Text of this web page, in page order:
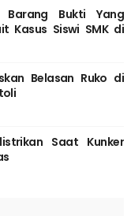
Bukti Yang
Kasus Siswi SMK di
Belasan Ruko di
Saat Kunker